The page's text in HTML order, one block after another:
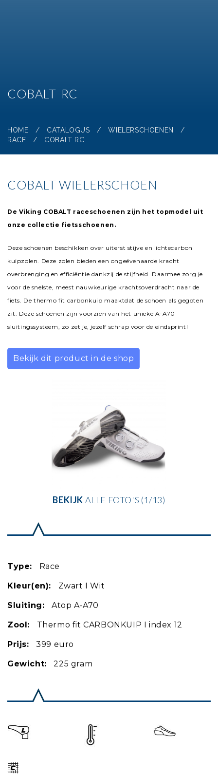
COBALT RC
HOME / CATALOGUS / WIELERSCHOENEN
/
RACE
/ COBALT RC
COBALT WIELERSCHOEN
De Viking COBALT raceschoenen zijn het topmodel uit
onze collectie fietsschoenen.
Deze schoenen beschikken over uiterst stijve en lichtecarbon
kuipzolen. Deze zolen bieden een ongeëvenaarde kracht
overbrenging en efficiëntie dankzij de stijfheid. Daarmee zorg je
voor de snelste, meest nauwkeurige krachtsoverdracht naar de
fiets. De thermofit carbonkuip maaktdat de schoen als gegoten
zit. Deze schoenen zijn voorzien van het unieke A-A70
sluitingssysteem, zo zet je, jezelf schrap voor de eindsprint!
Bekijk dit product in de shop
BEKIJK ALLE FOTO'S (1/13)
Type: Race
Kleur(en): Zwart I Wit
Sluiting: Atop A-A70
Zool: Thermo fit CARBONKUIP I index 12
Prijs: 399 euro
Gewicht: 225 gram